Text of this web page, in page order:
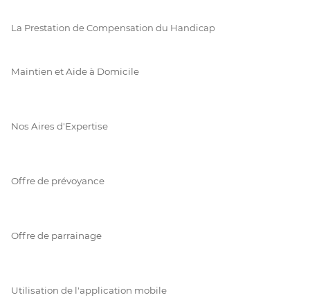
La Prestation de Compensation du Handicap
Maintien et Aide à Domicile
Nos Aires d'Expertise
Offre de prévoyance
Offre de parrainage
Utilisation de l'application mobile